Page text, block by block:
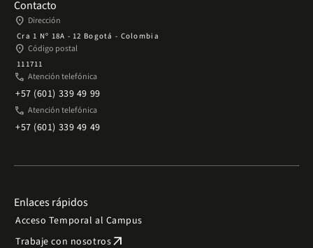
Contacto
place Dirección
Cra 1 Nº 18A - 12 Bogotá - Colombia
place Código postal
111711
phone Atención telefónica
+57 (601) 339 49 99
phone Atención telefónica
+57 (601) 339 49 49
Enlaces rápidos
Acceso Temporal al Campus
Trabaje con nosotrosarrow_outward